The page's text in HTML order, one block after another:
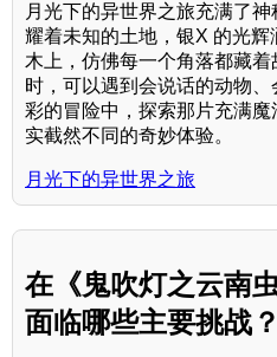
月光下的异世界之旅充满了
耀着未知的土地，银X 的光
木上，仿佛每一个角落都藏
时，可以遇到会说话的动物
彩的冒险中，探索那片充满
实截然不同的奇妙体验。
月光下的异世界之旅
在《鬼吹灯之云南
面临哪些主要挑战